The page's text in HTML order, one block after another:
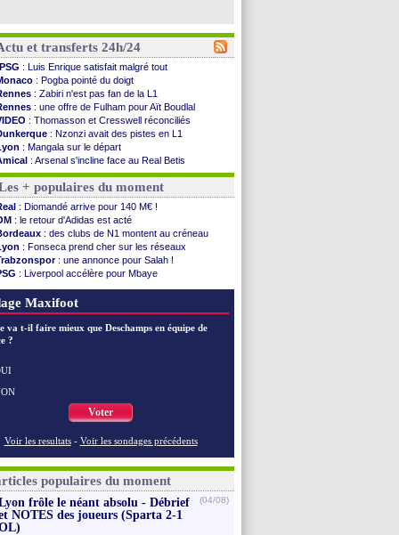
et transferts 24h/24
PSG : Luis Enrique satisfait malgré tout
: Pogba pointé du doigt
: Zabiri n'est pas fan de la L1
: une offre de Fulham pour Aït Boudlal
: Thomasson et Cresswell réconciliés
: Nzonzi avait des pistes en L1
: Mangala sur le départ
: Arsenal s'incline face au Real Betis
: lourde défaite pour le PSG
City: Maresca flou pour Reijnders
: Fenerbahçe prend une belle option
Diriyah: Mbemba arrive libre (officiel)
: le plan d'Alvarez à son retour
: premier succès pour Brest
: le joli but de Greenwood avec le Fener !
2030: une promesse d'Infantino au Maroc ...
: la compo pour le premier match amical
: une nouvelle offre pour Vinicius
: Cabral a prolongé (officiel)
+ populaires du moment
: Diomandé arrive pour 140 M€ !
: le retour d'Adidas est acté
: des clubs de N1 montent au créneau
: Fonseca prend cher sur les réseaux
: une annonce pour Salah !
: Liverpool accélère pour Mbaye
: 3 joueurs écartés du groupe pro
Maxifoot
va t-il faire mieux que Deschamps en équipe de
?
Voter
Voir les resultats - Voir les sondages précédents
populaires du moment
frôle le néant absolu - Débrief
NOTES des joueurs (Sparta 2-1
(04/08)